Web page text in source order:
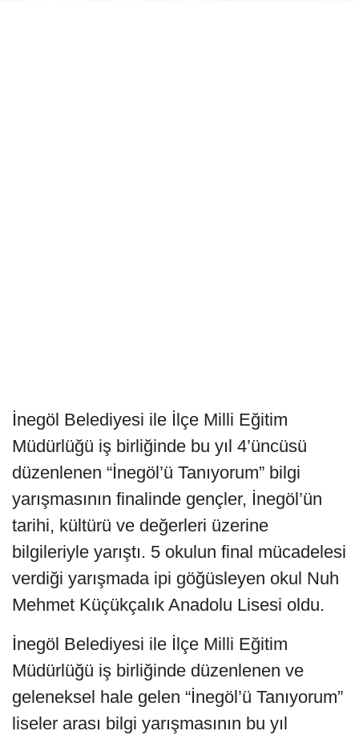
İnegöl Belediyesi ile İlçe Milli Eğitim
Müdürlüğü iş birliğinde bu yıl 4’üncüsü
düzenlenen “İnegöl’ü Tanıyorum” bilgi
yarışmasının finalinde gençler, İnegöl’ün
tarihi, kültürü ve değerleri üzerine
bilgileriyle yarıştı. 5 okulun final mücadelesi
verdiği yarışmada ipi göğüsleyen okul Nuh
Mehmet Küçükçalık Anadolu Lisesi oldu.
İnegöl Belediyesi ile İlçe Milli Eğitim
Müdürlüğü iş birliğinde düzenlenen ve
geleneksel hale gelen “İnegöl’ü Tanıyorum”
liseler arası bilgi yarışmasının bu yıl